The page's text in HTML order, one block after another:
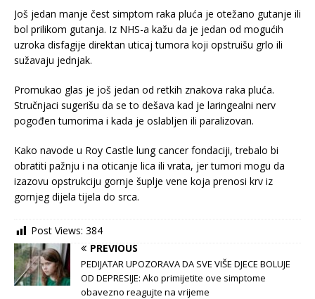
Još jedan manje čest simptom raka pluća je otežano gutanje ili
bol prilikom gutanja. Iz NHS-a kažu da je jedan od mogućih
uzroka disfagije direktan uticaj tumora koji opstruišu grlo ili
sužavaju jednjak.
Promukao glas je još jedan od retkih znakova raka pluća.
Stručnjaci sugerišu da se to dešava kad je laringealni nerv
pogođen tumorima i kada je oslabljen ili paralizovan.
Kako navode u Roy Castle lung cancer fondaciji, trebalo bi
obratiti pažnju i na oticanje lica ili vrata, jer tumori mogu da
izazovu opstrukciju gornje šuplje vene koja prenosi krv iz
gornjeg dijela tijela do srca.
Post Views: 384
PREVIOUS
PEDIJATAR UPOZORAVA DA SVE VIŠE DJECE BOLUJE
OD DEPRESIJE: Ako primijetite ove simptome
obavezno reagujte na vrijeme